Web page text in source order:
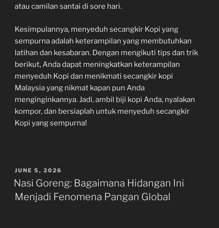
atau camilan santai di sore hari.
Kesimpulannya, menyeduh secangkir Kopi yang
sempurna adalah keterampilan yang membutuhkan
latihan dan kesabaran. Dengan mengikuti tips dan trik
berikut, Anda dapat meningkatkan keterampilan
menyeduh Kopi dan menikmati secangkir kopi
Malaysia yang nikmat kapan pun Anda
menginginkannya. Jadi, ambil biji kopi Anda, nyalakan
kompor, dan bersiaplah untuk menyeduh secangkir
Kopi yang sempurna!
POSTED
ON
JUNE 5, 2026
Nasi Goreng: Bagaimana Hidangan Ini
Menjadi Fenomena Pangan Global